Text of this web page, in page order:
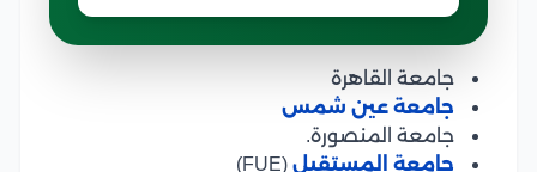
جامعة القاهرة
جامعة عين شمس
جامعة المنصورة.
جامعة المستقبل (FUE)